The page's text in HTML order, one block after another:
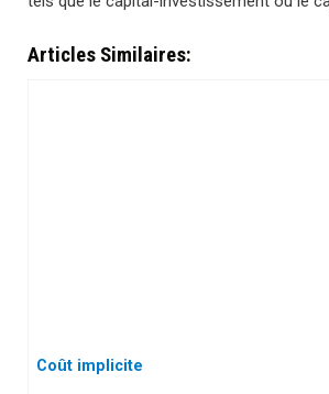
Articles Similaires:
Coût implicite